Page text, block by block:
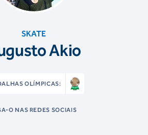
SKATE
Akio
OLÍMPICAS:
O NAS REDES SOCIAIS